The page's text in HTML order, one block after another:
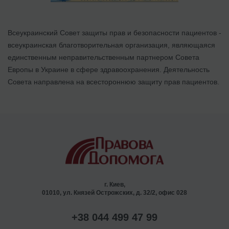
Всеукраинский Совет защиты прав и безопасности пациентов -
всеукраинская благотворительная организация, являющаяся
единственным неправительственным партнером Совета
Европы в Украине в сфере здравоохранения. Деятельность
Совета направлена на всестороннюю защиту прав пациентов.
г. Киев,
01010, ул. Князей Острожских, д. 32/2, офис 028
+38 044 499 47 99